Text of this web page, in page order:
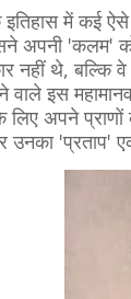
इतिहास में कई
अपनी 'कलम'
नहीं थे, बल्कि
वाले इस
के लिए अपने
उनका